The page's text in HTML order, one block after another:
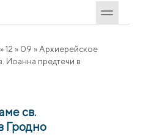
» 12 » 09 » Архиерейское
Иоанна предтечи в
св.
Гродно